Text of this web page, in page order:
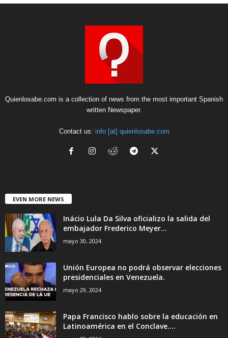
Quienlosabe.com is a collection of news from the most important Spanish
written Newspaper.
Contact us: info [at] quienlosabe.com
EVEN MORE NEWS
Inácio Lula Da Silva oficializo la salida del
embajador Frederico Meyer...
mayo 30, 2024
Unión Europea no podrá observar elecciones
presidenciales en Venezuela.
mayo 29, 2024
Papa Francisco hablo sobre la educación en
Latinoamérica en el Conclave....